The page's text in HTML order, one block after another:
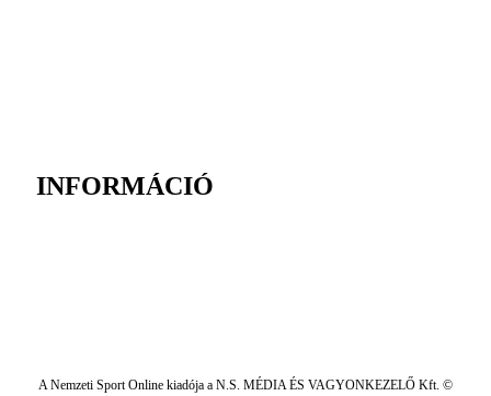
INFORMÁCIÓ
A Nemzeti Sport Online kiadója a N.S. MÉDIA ÉS VAGYONKEZELŐ Kft. ©